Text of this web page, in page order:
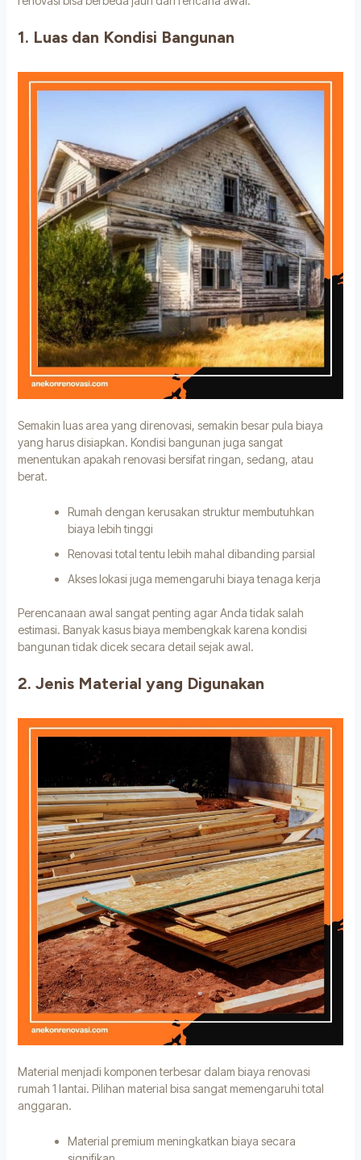
1. Luas dan Kondisi Bangunan
Semakin luas area yang direnovasi, semakin besar pula biaya
yang harus disiapkan. Kondisi bangunan juga sangat
menentukan apakah renovasi bersifat ringan, sedang, atau
berat.
Rumah dengan kerusakan struktur membutuhkan
biaya lebih tinggi
Renovasi total tentu lebih mahal dibanding parsial
Akses lokasi juga memengaruhi biaya tenaga kerja
Perencanaan awal sangat penting agar Anda tidak salah
estimasi. Banyak kasus biaya membengkak karena kondisi
bangunan tidak dicek secara detail sejak awal.
2. Jenis Material yang Digunakan
Material menjadi komponen terbesar dalam biaya renovasi
rumah 1 lantai. Pilihan material bisa sangat memengaruhi total
anggaran.
Material premium meningkatkan biaya secara